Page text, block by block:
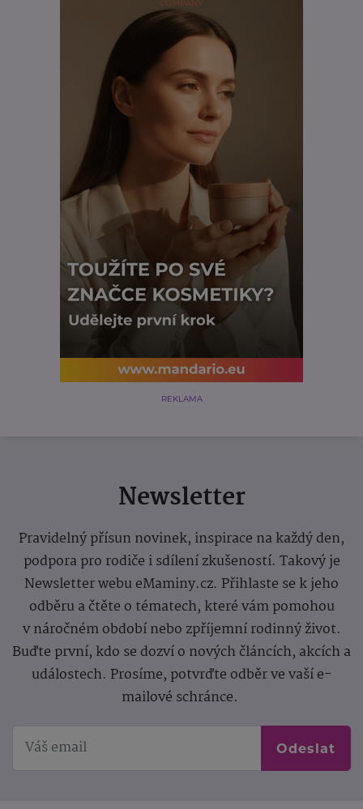
REKLAMA
Newsletter
Pravidelný přísun novinek, inspirace na každý den,
podpora pro rodiče i sdílení zkušeností. Takový je
Newsletter webu eMaminy.cz. Přihlaste se k jeho
odběru a čtěte o tématech, které vám pomohou
v náročném období nebo zpříjemní rodinný život.
Buďte první, kdo se dozví o nových článcích, akcích a
událostech. Prosíme, potvrďte odběr ve vaší e-
mailové schránce.
Odeslat